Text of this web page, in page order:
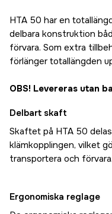
HTA 50 har en
delbara konstruktion
förvara. Som extra
förlänger totallängden
OBS! Levereras utan
Delbart skaft
Skaftet på HTA 50
klämkopplingen, vilket
transportera och förvara.
Ergonomiska reglage